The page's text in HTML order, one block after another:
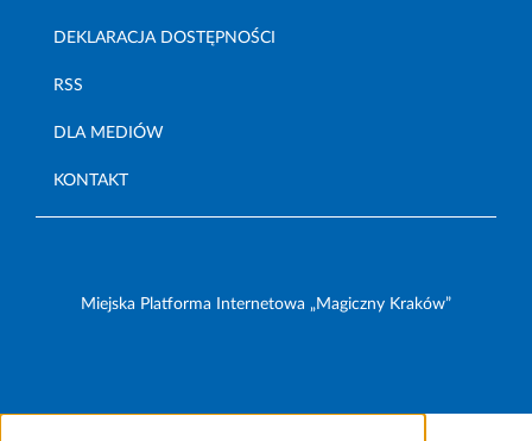
DEKLARACJA DOSTĘPNOŚCI
RSS
DLA MEDIÓW
KONTAKT
Miejska Platforma Internetowa „Magiczny Kraków”